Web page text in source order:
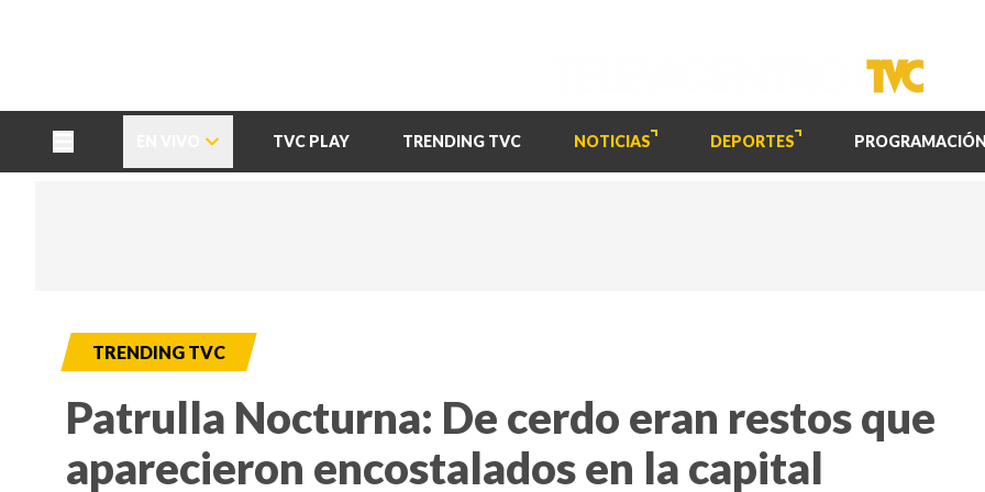
TVC PLAY TRENDING TVC NOTICIAS DEPORTES PROGRAMACIÓN
TRENDING TVC
Patrulla Nocturna: De cerdo eran restos que
aparecieron encostalados en la capital